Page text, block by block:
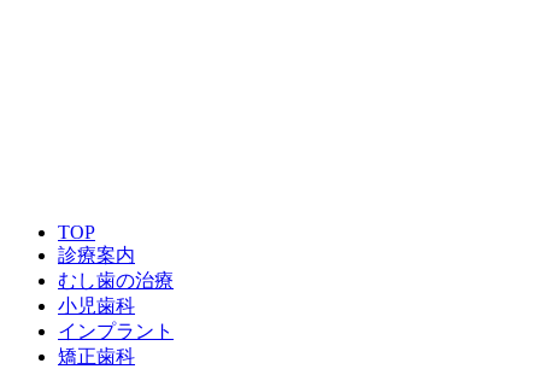
TOP
診療案内
むし歯の治療
小児歯科
インプラント
矯正歯科